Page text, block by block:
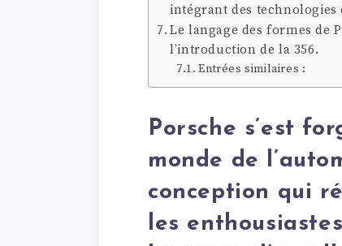
intégrant des technologies
Le langage des formes de
l’introduction de la 356.
Entrées similaires :
Porsche s’est
monde de
conception qui
les